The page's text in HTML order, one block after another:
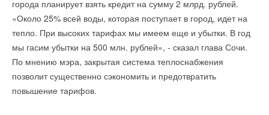
города планирует взять кредит на сумму 2 млрд. рублей.
«Около 25% всей воды, которая поступает в город, идет на
тепло. При высоких тарифах мы имеем еще и убытки. В год
мы гасим убытки на 500 млн. рублей», - сказал глава Сочи.
По мнению мэра, закрытая система теплоснабжения
позволит существенно сэкономить и предотвратить
повышение тарифов.
на перспективу до 2020 года» с целью ее подготовки для
софинансирования из федерального бюджета.
Окончательный вариант программы должен быть
представлен в Минэнерго России в срок до 15 января 2012
года.
Для реализации поставленной задачи специалисты Центра
высокими теплотехническими показателями, грамотная
теплоизоляция остается значимым элементом строения.